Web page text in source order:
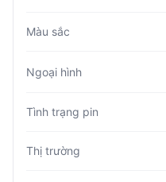
Màu sắc
Ngoại hình
Tình trạng pin
Thị trường